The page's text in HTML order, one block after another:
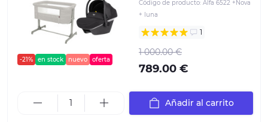
-21% en stock nuevo oferta
Código de producto: Alfa 6522 +Nova
+ luna
1
1 000.00 €
789.00 €
Añadir al carrito